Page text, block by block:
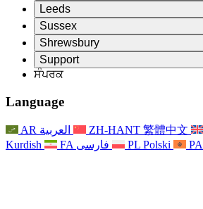
Review
ਸਮੀਖਿਆ ਦੇ ਚੇਅਰਮੈਨ
ਸੁਤੰਤਰ ਸਮੀਖਿਆ ਟੀਮ
ਸੰਦਰਭ ਦੀਆਂ ਸ਼ਰਤਾਂ
ਸੁਤੰਤਰ ਸਮੀਖਿਆ ਦੀ ਅੰਤਿਮ ਰਿਪੋਰਟ
ਅਕਸਰ ਪੁੱਛੇ ਜਾਣ ਵਾਲੇ ਸਵਾਲ
ਪਰਿਵਾਰਕ ਫੀਡਬੈਕ ਪ੍ਰਕਿਰਿਆ
ਨਿਊਜ਼ਲੈਟਰ
ਬਾਹਰ ਕੱਡਣਾ
Leeds
Review
ਸਮੀਖਿਆ ਦੇ ਚੇਅਰਮੈਨ
ਸੁਤੰਤਰ ਸਮੀਖਿਆ ਟੀਮ
ਹਵਾਲੇ ਦੀਆਂ ਸ਼ਰਤਾਂ
ਸੰਪਰਕ
ਪਰਿਵਾਰਾਂ ਲਈ ਮਨੋਵਿਗਿਆਨਕ ਸਹਾਇਤਾ
ਪਰਿਵਾਰਾਂ ਲਈ ਅੱਪਡੇਟ
ਘਟਨਾਵਾਂ
For Staff
ਸਟਾਫ ਲਈ ਸਹਾਇਤਾ
Sussex
Review
ਸਮੀਖਿਆ ਦੇ ਚੇਅਰਮੈਨ
ਸੁਤੰਤਰ ਸਮੀਖਿਆ ਟੀਮ
ਸੰਦਰਭ ਦੀਆਂ ਸ਼ਰਤਾਂ
For Families
ਪਰਿਵਾਰਾਂ ਲਈ ਅੱਪਡੇਟ
ਘਟਨਾਵਾਂ
Shrewsbury
Review
ਜਣੇਪਾ ਸਮੀਖਿਆ ਵਾਸਤੇ ਸੰਦਰਭ ਦੀਆਂ
ਸੁਤੰਤਰ ਸਮੀਖਿਆ ਦੀ ਅੰਤਿਮ ਰਿਪੋਰਟ
ਸੁਤੰਤਰ ਸਮੀਖਿਆ ਦੀ ਪਹਿਲੀ ਰਿਪੋਰਟ
For Families
ਅੱਪਡੇਟ
Support
Leeds
Nottingham
ਪਰਿਵਾਰਕ ਮਨੋਵਿਗਿਆਨਕ ਸਹਾਇਤਾ ਸੇਵਾ
ਮਾਨਸਿਕ ਸਿਹਤ ਸੰਕਟ ਸਹਾਇਤਾ
ਖੇਤਰੀ ਸੇਵਾਵਾਂ ਨੌਟਿੰਘਮ
National
ਸੰਪਰਕ
Language
AR العربية ZH-HANT 繁體中文
Kurdish
FA فارسی PL Polski PA